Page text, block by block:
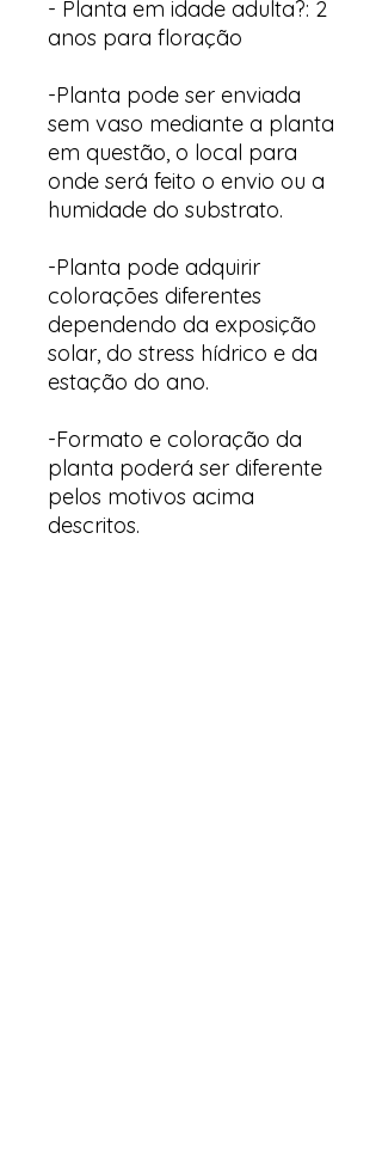
- Planta em idade adulta?: 2
anos para floração
-Planta pode ser enviada
sem vaso mediante a planta
em questão, o local para
onde será feito o envio ou a
humidade do substrato.
-Planta pode adquirir
colorações diferentes
dependendo da exposição
solar, do stress hídrico e da
estação do ano.
-Formato e coloração da
planta poderá ser diferente
pelos motivos acima
descritos.